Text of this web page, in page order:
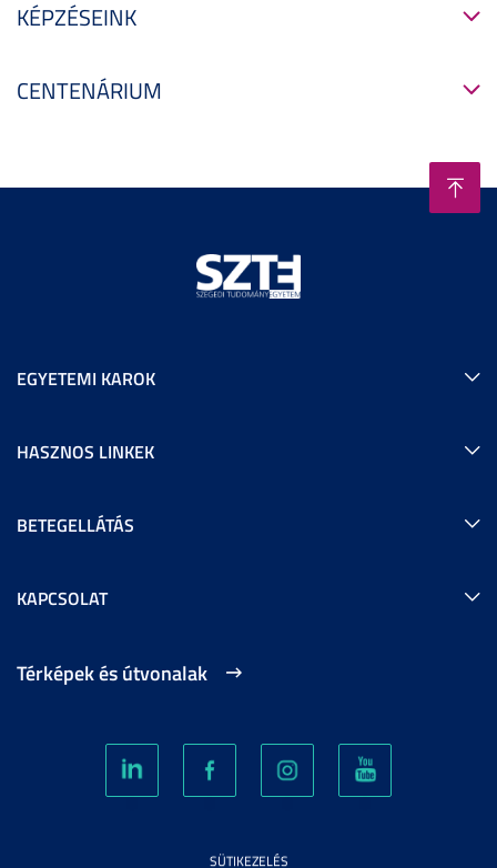
KÉPZÉSEINK
CENTENÁRIUM
EGYETEMI KAROK
HASZNOS LINKEK
BETEGELLÁTÁS
KAPCSOLAT
Térképek és útvonalak
SÜTIKEZELÉS